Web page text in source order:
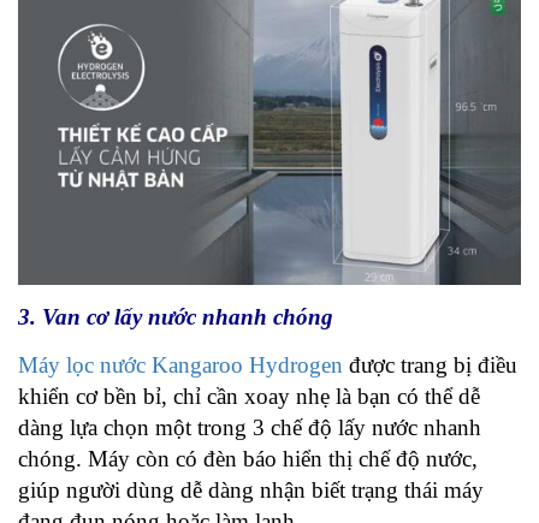
3. Van cơ lấy nước nhanh chóng
Máy lọc nước Kangaroo Hydrogen được trang bị điều
khiển cơ bền bỉ, chỉ cần xoay nhẹ là bạn có thể dễ
dàng lựa chọn một trong 3 chế độ lấy nước nhanh
chóng. Máy còn có đèn báo hiển thị chế độ nước,
giúp người dùng dễ dàng nhận biết trạng thái máy